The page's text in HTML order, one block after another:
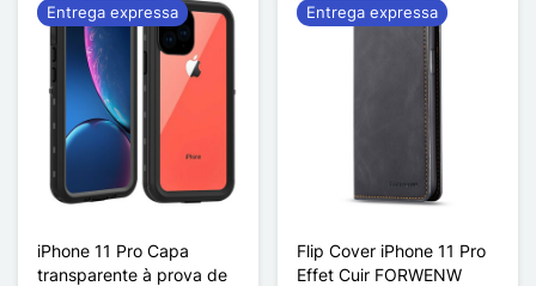
iPhone 11 Pro Capa
transparente à prova de
Entrega expressa
Flip Cover iPhone 11 Pro
Effet Cuir FORWENW
Entrega expressa